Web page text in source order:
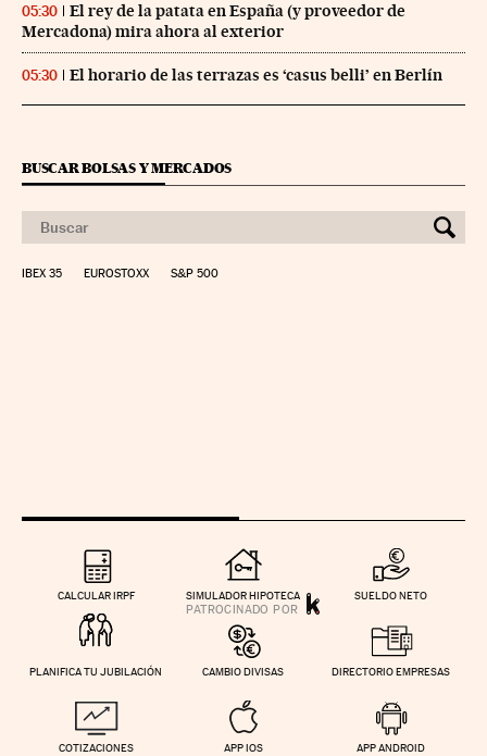
05:30
El rey de la patata en España (y proveedor de
Mercadona) mira ahora al exterior
05:30 El horario de las terrazas es ‘casus belli’ en Berlín
BUSCAR BOLSAS Y MERCADOS
IBEX 35 EUROSTOXX S&P 500
CALCULAR IRPF SIMULADOR HIPOTECA SUELDO NETO
PLANIFICA TU JUBILACIÓN CAMBIO DIVISAS DIRECTORIO EMPRESAS
COTIZACIONES APP IOS APP ANDROID